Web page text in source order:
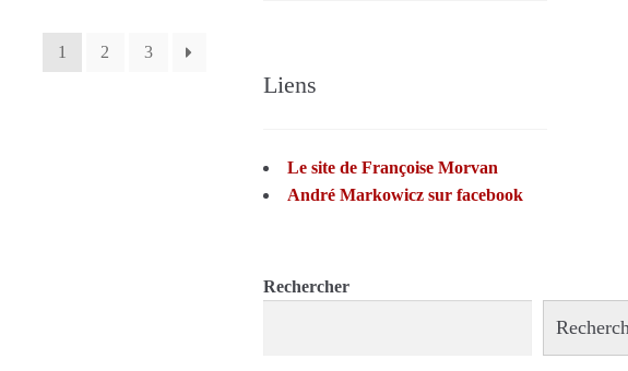
1 2 3
Liens
Le site de Françoise Morvan
André Markowicz sur facebook
Rechercher